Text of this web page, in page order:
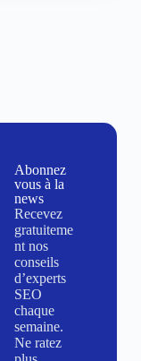
Abonnez
vous à la
news
Recevez
gratuiteme
nt nos
conseils
d’experts
SEO
chaque
semaine.
Ne ratez